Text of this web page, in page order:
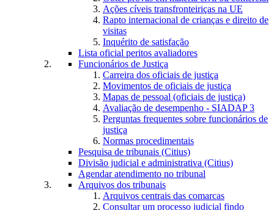
Ações cíveis transfronteiriças na UE
Rapto internacional de crianças e direito de
visitas
Inquérito de satisfação
Lista oficial peritos avaliadores
Funcionários de Justiça
Carreira dos oficiais de justiça
Movimentos de oficiais de justiça
Mapas de pessoal (oficiais de justiça)
Avaliação de desempenho - SIADAP 3
Perguntas frequentes sobre funcionários de
justiça
Normas procedimentais
Pesquisa de tribunais (Citius)
Divisão judicial e administrativa (Citius)
Agendar atendimento no tribunal
Arquivos dos tribunais
Arquivos centrais das comarcas
Consultar um processo judicial findo